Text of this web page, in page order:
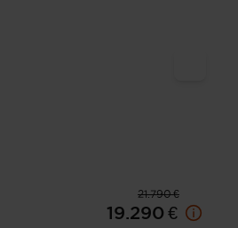
21.790 €
19.290 €